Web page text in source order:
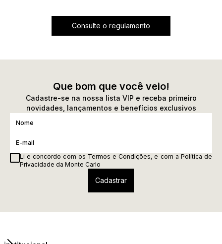
Consulte o regulamento
Que bom que você veio!
Cadastre-se na nossa lista VIP e receba primeiro
novidades, lançamentos e benefícios exclusivos
Li e concordo com os Termos e Condições, e com a Política de
Privacidade da Monte Carlo